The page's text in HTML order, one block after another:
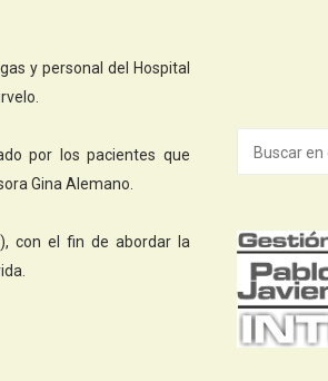
y personal del Hospital
por los pacientes que
Gina Alemano.
con el fin de abordar la